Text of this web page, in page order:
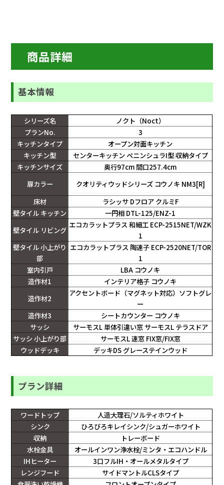
商品詳細
基本情報
シリーズ名
ノクト（Noct）
プランNo.
3
キッチンタイプ
オープン対面キッチン
キッチン型
センターキッチン ペニンシュラI型 収納タイプ
キッチンサイズ
奥行97cm 間口257.4cm
扉カラー
クオリティウッドシリーズ コウノキ NM3[R]
床材
ラシッサ Dフロア クルミF
壁タイル キッチン
一円相 DTL-125/ENZ-1
壁タイル リビング
エコカラットプラス 和細工 ECP-2515NET/WZK
1
壁タイル 小上がり
部
エコカラットプラス 陶連子 ECP-2520NET/TOR
1
室内引戸
LBA コウノキ
造作材1
インテリア格子 コウノキ
造作材2
アクセントボード（マグネット対応）ソフトグレ
ー
造作材3
シートカウンター コウノキ
サッシ
サーモスL 単体引違い窓 サーモスL テラスドア
サッシ 小上がり部
サーモスL 連窓 FIX窓/FIX窓
ウッドデッキ
デッキDS グレーステインウッド
プラン詳細
ワードトップ
人造大理石/ソルティホワイト
シンク
ひろびろキレイシンク/シュガーホワイト
収納
トレーボード
水栓金具
オールインワン浄水栓/ミンタ・エコハンドル
IHヒーター
3口フルIH・オールメタルタイプ
レンジフード
サイドマントルCLSタイプ